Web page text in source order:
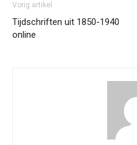
Vorig artikel
Tijdschriften uit 1850-1940
online